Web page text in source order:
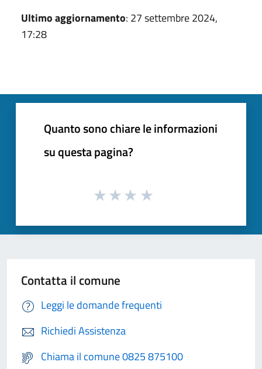
Ultimo aggiornamento: 27 settembre 2024,
17:28
Quanto sono chiare le informazioni
su questa pagina?
Contatta il comune
Leggi le domande frequenti
Richiedi Assistenza
Chiama il comune 0825 875100